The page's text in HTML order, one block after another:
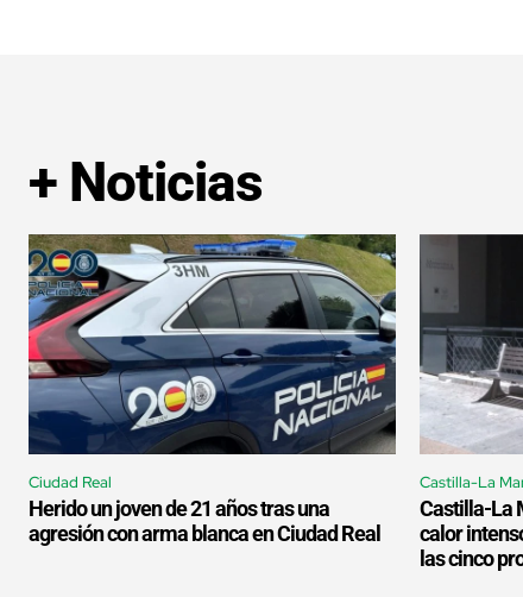
+ Noticias
Ciudad Real
Herido un joven de 21 años tras una
agresión con arma blanca en Ciudad Real
Castilla-La
Castilla-La
calor
las cinco